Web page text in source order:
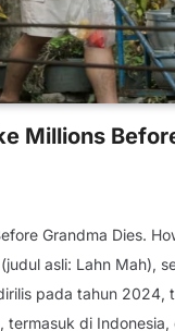
Millions
Grandma Dies.
asli: Lahn Mah),
pada tahun 2024,
termasuk di Indonesia,